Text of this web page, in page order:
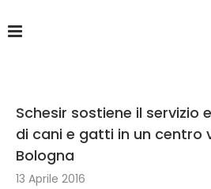
Schesir sostiene il servizio
di cani e gatti in un centro
Bologna
13 Aprile 2016